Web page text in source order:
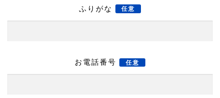
ふりがな 任意
お電話番号 任意